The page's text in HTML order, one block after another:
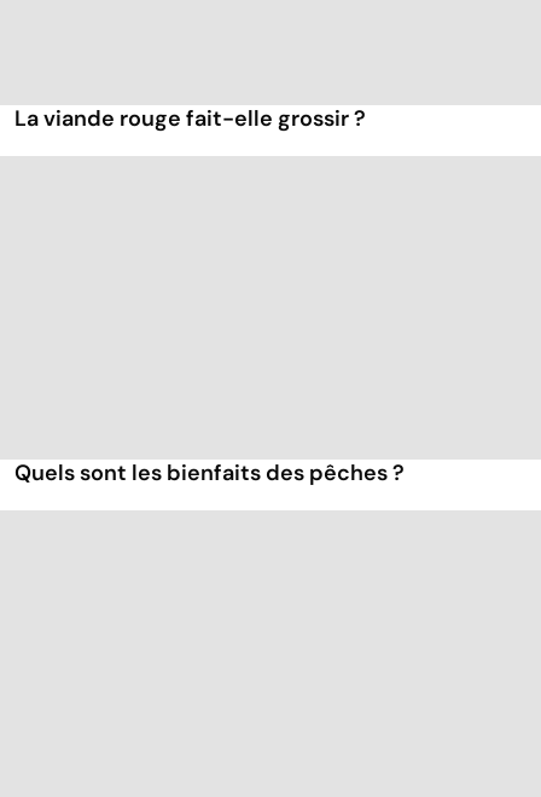
La viande rouge fait-elle grossir ?
Quels sont les bienfaits des pêches ?